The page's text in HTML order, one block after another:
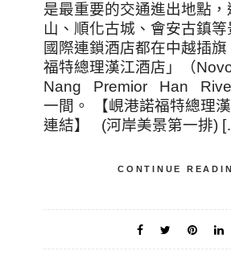
是最重要的交通進出地點
山、順化古城、會安古鎮
國際連鎖酒店都在中越插
福特總理漢江酒店」（
Nang Premior Han
一間。 【峴港諾福特總理
連結】 (河岸美景第一排)
CONTINUE